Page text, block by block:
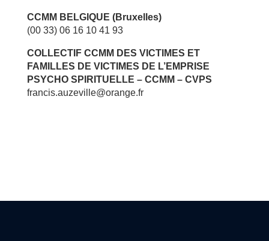
CCMM BELGIQUE (Bruxelles)
(00 33) 06 16 10 41 93
COLLECTIF CCMM DES VICTIMES ET
FAMILLES DE VICTIMES DE L’EMPRISE
PSYCHO SPIRITUELLE – CCMM – CVPS
francis.auzeville@orange.fr